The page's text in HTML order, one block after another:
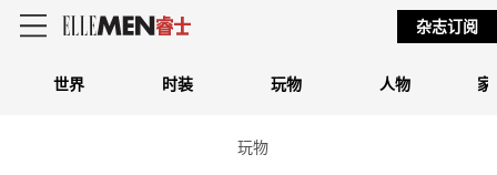
世界 时装 玩物 人物 家
杂志订阅
玩物